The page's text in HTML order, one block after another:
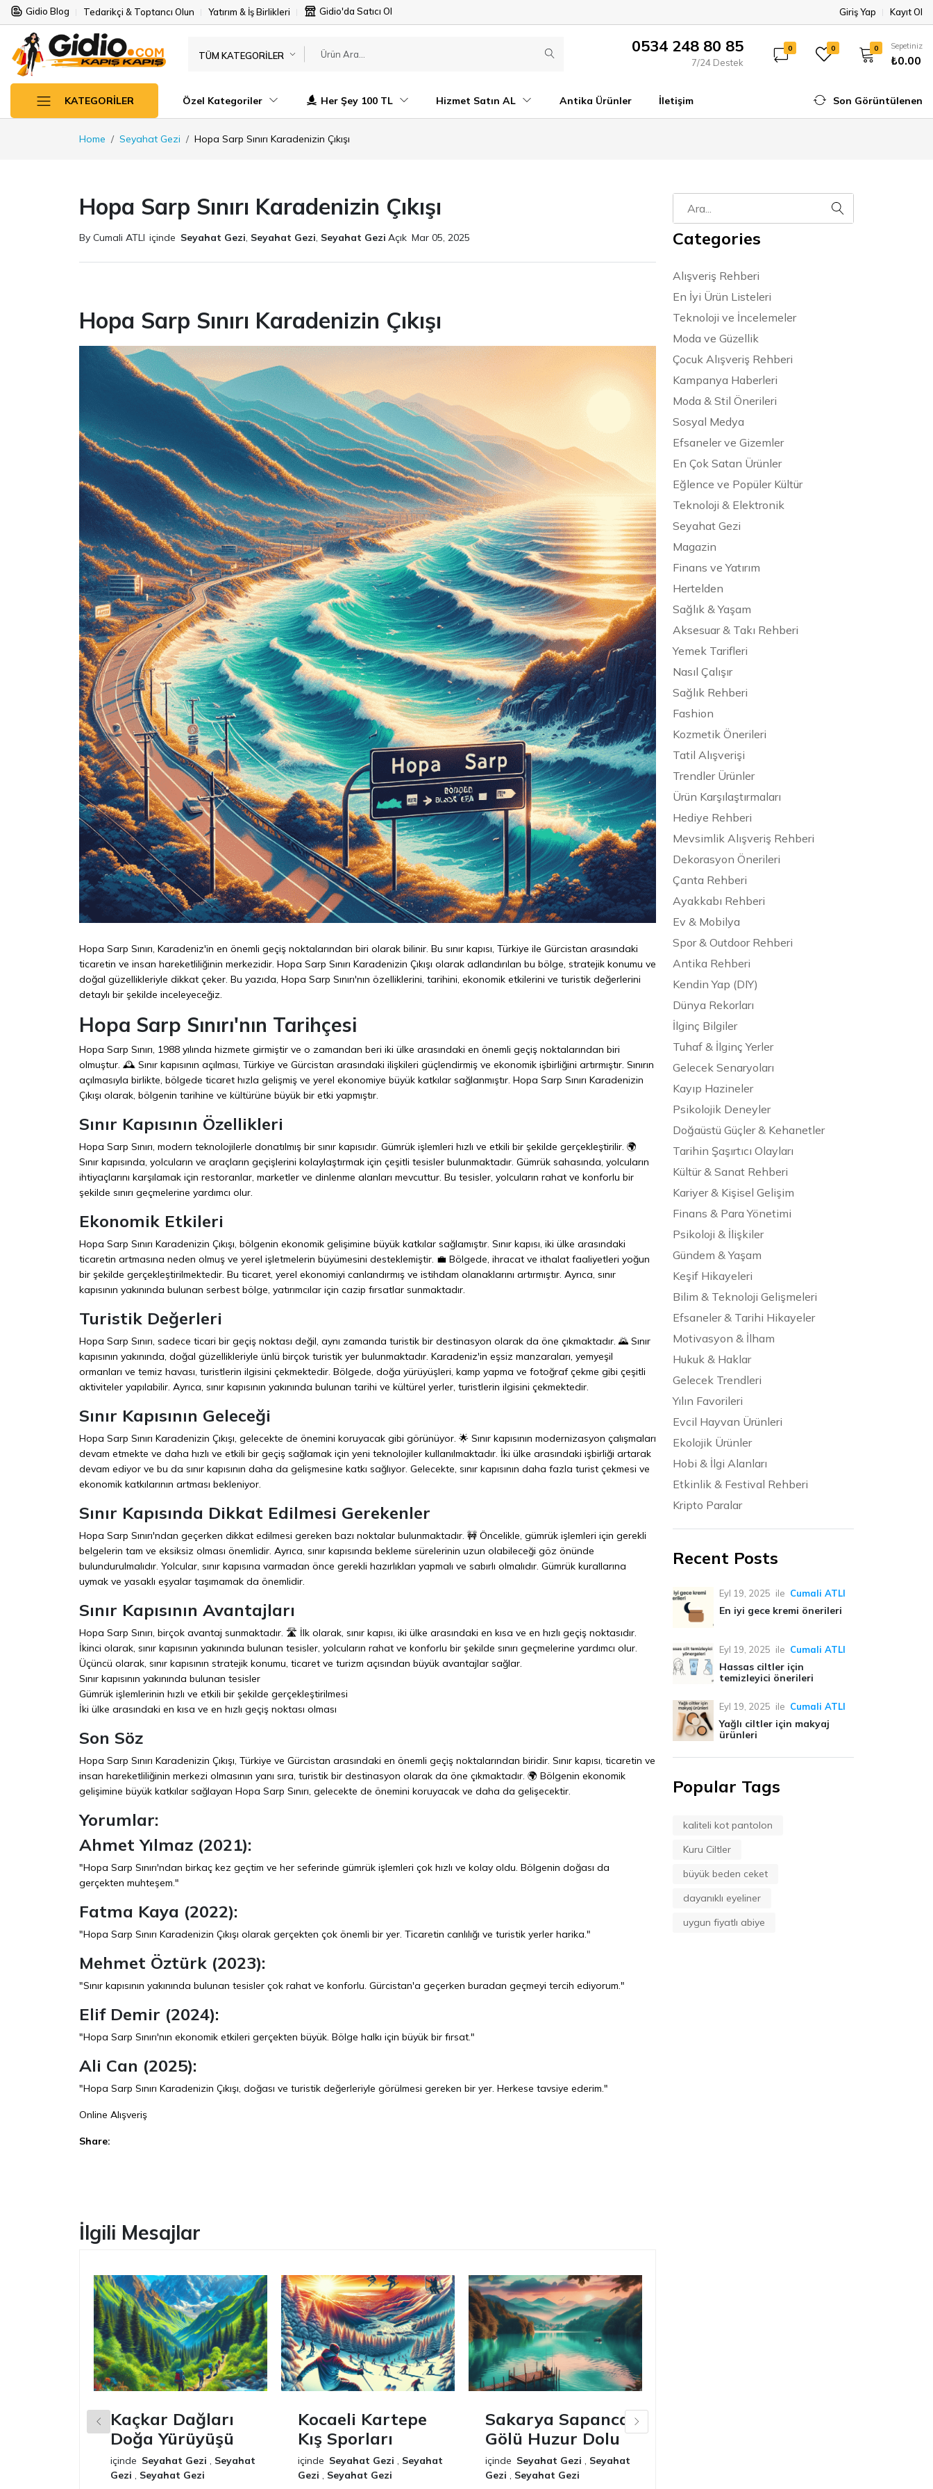
Gidio Blog Tedarikçi & Toptancı Olun Yatırım & İş Birlikleri Gidio'da Satıcı Ol Giriş Yap Kayıt Ol
TÜM KATEGORILER 0534 248 80 85
7/24 Destek
0 0 0 Sepetiniz
₺0.00
KATEGORILER Özel Kategoriler Her Şey 100 TL Hizmet Satın AL Antika Ürünler İletişim Son Görüntülenen
Home Seyahat Gezi Hopa Sarp Sınırı Karadenizin Çıkışı
Hopa Sarp Sınırı Karadenizin Çıkışı
By Cumali ATLI içinde Seyahat Gezi Seyahat Gezi Seyahat Gezi Açık Mar 05, 2025
Hopa Sarp Sınırı Karadenizin Çıkışı
Hopa Sarp Sınırı, Karadeniz'in en önemli geçiş noktalarından biri olarak bilinir. Bu sınır kapısı, Türkiye ile Gürcistan arasındaki
ticaretin ve insan hareketliliğinin merkezidir. Hopa Sarp Sınırı Karadenizin Çıkışı olarak adlandırılan bu bölge, stratejik konumu ve
doğal güzellikleriyle dikkat çeker. Bu yazıda, Hopa Sarp Sınırı'nın özelliklerini, tarihini, ekonomik etkilerini ve turistik değerlerini
detaylı bir şekilde inceleyeceğiz.
Hopa Sarp Sınırı'nın Tarihçesi
Hopa Sarp Sınırı, 1988 yılında hizmete girmiştir ve o zamandan beri iki ülke arasındaki en önemli geçiş noktalarından biri
olmuştur. 🕰️ Sınır kapısının açılması, Türkiye ve Gürcistan arasındaki ilişkileri güçlendirmiş ve ekonomik işbirliğini artırmıştır. Sınırın
açılmasıyla birlikte, bölgede ticaret hızla gelişmiş ve yerel ekonomiye büyük katkılar sağlanmıştır. Hopa Sarp Sınırı Karadenizin
Çıkışı olarak, bölgenin tarihine ve kültürüne büyük bir etki yapmıştır.
Sınır Kapısının Özellikleri
Hopa Sarp Sınırı, modern teknolojilerle donatılmış bir sınır kapısıdır. Gümrük işlemleri hızlı ve etkili bir şekilde gerçekleştirilir. 🌍
Sınır kapısında, yolcuların ve araçların geçişlerini kolaylaştırmak için çeşitli tesisler bulunmaktadır. Gümrük sahasında, yolcuların
ihtiyaçlarını karşılamak için restoranlar, marketler ve dinlenme alanları mevcuttur. Bu tesisler, yolcuların rahat ve konforlu bir
şekilde sınırı geçmelerine yardımcı olur.
Ekonomik Etkileri
Hopa Sarp Sınırı Karadenizin Çıkışı, bölgenin ekonomik gelişimine büyük katkılar sağlamıştır. Sınır kapısı, iki ülke arasındaki
ticaretin artmasına neden olmuş ve yerel işletmelerin büyümesini desteklemiştir. 💼 Bölgede, ihracat ve ithalat faaliyetleri yoğun
bir şekilde gerçekleştirilmektedir. Bu ticaret, yerel ekonomiyi canlandırmış ve istihdam olanaklarını artırmıştır. Ayrıca, sınır
kapısının yakınında bulunan serbest bölge, yatırımcılar için cazip fırsatlar sunmaktadır.
Turistik Değerleri
Hopa Sarp Sınırı, sadece ticari bir geçiş noktası değil, aynı zamanda turistik bir destinasyon olarak da öne çıkmaktadır. 🌄 Sınır
kapısının yakınında, doğal güzellikleriyle ünlü birçok turistik yer bulunmaktadır. Karadeniz'in eşsiz manzaraları, yemyeşil
ormanları ve temiz havası, turistlerin ilgisini çekmektedir. Bölgede, doğa yürüyüşleri, kamp yapma ve fotoğraf çekme gibi çeşitli
aktiviteler yapılabilir. Ayrıca, sınır kapısının yakınında bulunan tarihi ve kültürel yerler, turistlerin ilgisini çekmektedir.
Sınır Kapısının Geleceği
Hopa Sarp Sınırı Karadenizin Çıkışı, gelecekte de önemini koruyacak gibi görünüyor. 🌟 Sınır kapısının modernizasyon çalışmaları
devam etmekte ve daha hızlı ve etkili bir geçiş sağlamak için yeni teknolojiler kullanılmaktadır. İki ülke arasındaki işbirliği artarak
devam ediyor ve bu da sınır kapısının daha da gelişmesine katkı sağlıyor. Gelecekte, sınır kapısının daha fazla turist çekmesi ve
ekonomik katkılarının artması bekleniyor.
Sınır Kapısında Dikkat Edilmesi Gerekenler
Hopa Sarp Sınırı'ndan geçerken dikkat edilmesi gereken bazı noktalar bulunmaktadır. 🚧 Öncelikle, gümrük işlemleri için gerekli
belgelerin tam ve eksiksiz olması önemlidir. Ayrıca, sınır kapısında bekleme sürelerinin uzun olabileceği göz önünde
bulundurulmalıdır. Yolcular, sınır kapısına varmadan önce gerekli hazırlıkları yapmalı ve sabırlı olmalıdır. Gümrük kurallarına
uymak ve yasaklı eşyalar taşımamak da önemlidir.
Sınır Kapısının Avantajları
Hopa Sarp Sınırı, birçok avantaj sunmaktadır. 🛣️ İlk olarak, sınır kapısı, iki ülke arasındaki en kısa ve en hızlı geçiş noktasıdır.
İkinci olarak, sınır kapısının yakınında bulunan tesisler, yolcuların rahat ve konforlu bir şekilde sınırı geçmelerine yardımcı olur.
Üçüncü olarak, sınır kapısının stratejik konumu, ticaret ve turizm açısından büyük avantajlar sağlar.
Sınır kapısının yakınında bulunan tesisler
Gümrük işlemlerinin hızlı ve etkili bir şekilde gerçekleştirilmesi
İki ülke arasındaki en kısa ve en hızlı geçiş noktası olması
Son Söz
Hopa Sarp Sınırı Karadenizin Çıkışı, Türkiye ve Gürcistan arasındaki en önemli geçiş noktalarından biridir. Sınır kapısı, ticaretin ve
insan hareketliliğinin merkezi olmasının yanı sıra, turistik bir destinasyon olarak da öne çıkmaktadır. 🌍 Bölgenin ekonomik
gelişimine büyük katkılar sağlayan Hopa Sarp Sınırı, gelecekte de önemini koruyacak ve daha da gelişecektir.
Yorumlar:
Ahmet Yılmaz (2021):
"Hopa Sarp Sınırı'ndan birkaç kez geçtim ve her seferinde gümrük işlemleri çok hızlı ve kolay oldu. Bölgenin doğası da
gerçekten muhteşem."
Fatma Kaya (2022):
"Hopa Sarp Sınırı Karadenizin Çıkışı olarak gerçekten çok önemli bir yer. Ticaretin canlılığı ve turistik yerler harika."
Mehmet Öztürk (2023):
"Sınır kapısının yakınında bulunan tesisler çok rahat ve konforlu. Gürcistan'a geçerken buradan geçmeyi tercih ediyorum."
Elif Demir (2024):
"Hopa Sarp Sınırı'nın ekonomik etkileri gerçekten büyük. Bölge halkı için büyük bir fırsat."
Ali Can (2025):
"Hopa Sarp Sınırı Karadenizin Çıkışı, doğası ve turistik değerleriyle görülmesi gereken bir yer. Herkese tavsiye ederim."
Online Alışveriş
Share:
İlgili Mesajlar
Kaçkar Dağları
Doğa Yürüyüşü
içinde Seyahat Gezi , Seyahat
Gezi , Seyahat Gezi
Kocaeli Kartepe
Kış Sporları
içinde Seyahat Gezi , Seyahat
Gezi , Seyahat Gezi
Sakarya Sapanca
Gölü Huzur Dolu
içinde Seyahat Gezi , Seyahat
Gezi , Seyahat Gezi
Categories
Alışveriş Rehberi
En İyi Ürün Listeleri
Teknoloji ve İncelemeler
Moda ve Güzellik
Çocuk Alışveriş Rehberi
Kampanya Haberleri
Moda & Stil Önerileri
Sosyal Medya
Efsaneler ve Gizemler
En Çok Satan Ürünler
Eğlence ve Popüler Kültür
Teknoloji & Elektronik
Seyahat Gezi
Magazin
Finans ve Yatırım
Hertelden
Sağlık & Yaşam
Aksesuar & Takı Rehberi
Yemek Tarifleri
Nasıl Çalışır
Sağlık Rehberi
Fashion
Kozmetik Önerileri
Tatil Alışverişi
Trendler Ürünler
Ürün Karşılaştırmaları
Hediye Rehberi
Mevsimlik Alışveriş Rehberi
Dekorasyon Önerileri
Çanta Rehberi
Ayakkabı Rehberi
Ev & Mobilya
Spor & Outdoor Rehberi
Antika Rehberi
Kendin Yap (DIY)
Dünya Rekorları
İlginç Bilgiler
Tuhaf & İlginç Yerler
Gelecek Senaryoları
Kayıp Hazineler
Psikolojik Deneyler
Doğaüstü Güçler & Kehanetler
Tarihin Şaşırtıcı Olayları
Kültür & Sanat Rehberi
Kariyer & Kişisel Gelişim
Finans & Para Yönetimi
Psikoloji & İlişkiler
Gündem & Yaşam
Keşif Hikayeleri
Bilim & Teknoloji Gelişmeleri
Efsaneler & Tarihi Hikayeler
Motivasyon & İlham
Hukuk & Haklar
Gelecek Trendleri
Yılın Favorileri
Evcil Hayvan Ürünleri
Ekolojik Ürünler
Hobi & İlgi Alanları
Etkinlik & Festival Rehberi
Kripto Paralar
Recent Posts
Eyl 19, 2025 ile Cumali ATLI
En iyi gece kremi önerileri
Eyl 19, 2025 ile Cumali ATLI
Hassas ciltler için
temizleyici önerileri
Eyl 19, 2025 ile Cumali ATLI
Yağlı ciltler için makyaj
ürünleri
Popular Tags
kaliteli kot pantolon
Kuru Ciltler
büyük beden ceket
dayanıklı eyeliner
uygun fiyatlı abiye